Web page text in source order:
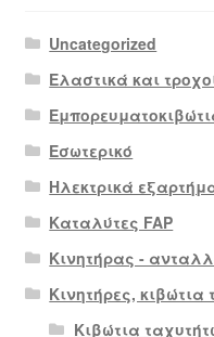
Uncategorized
Ελαστικά και
Εσωτερικό
Ηλεκτρικά
Καταλύτες FAP
Κινητήρας -
Κινητήρες, κιβώτια
Κιβώτια